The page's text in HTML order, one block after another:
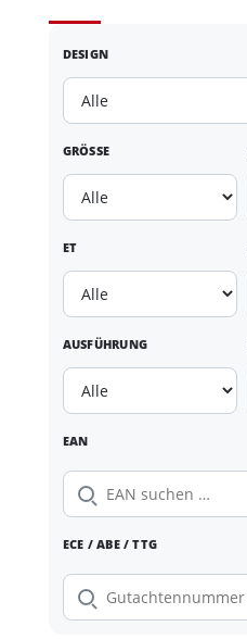
DESIGN
GRÖSSE
ET
AUSFÜHRUNG
EAN
ECE / ABE / TTG